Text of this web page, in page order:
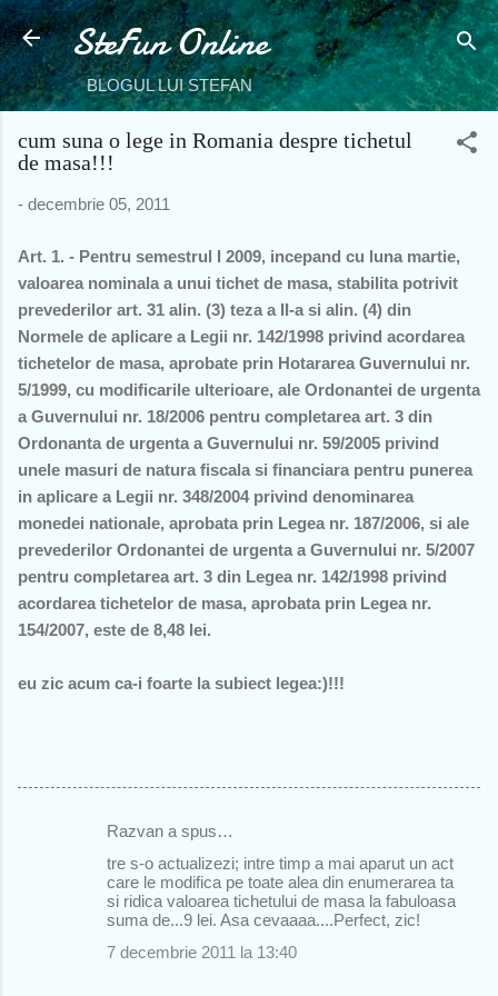
Treceți la conținutul principal
SteFun Online
BLOGUL LUI STEFAN
cum suna o lege in Romania despre tichetul
de masa!!!
- decembrie 05, 2011
Art. 1. - Pentru semestrul I 2009, incepand cu luna martie,
valoarea nominala a unui tichet de masa, stabilita potrivit
prevederilor art. 31 alin. (3) teza a II-a si alin. (4) din
Normele de aplicare a Legii nr. 142/1998 privind acordarea
tichetelor de masa, aprobate prin Hotararea Guvernului nr.
5/1999, cu modificarile ulterioare, ale Ordonantei de urgenta
a Guvernului nr. 18/2006 pentru completarea art. 3 din
Ordonanta de urgenta a Guvernului nr. 59/2005 privind
unele masuri de natura fiscala si financiara pentru punerea
in aplicare a Legii nr. 348/2004 privind denominarea
monedei nationale, aprobata prin Legea nr. 187/2006, si ale
prevederilor Ordonantei de urgenta a Guvernului nr. 5/2007
pentru completarea art. 3 din Legea nr. 142/1998 privind
acordarea tichetelor de masa, aprobata prin Legea nr.
154/2007, este de 8,48 lei.
eu zic acum ca-i foarte la subiect legea:)!!!
Razvan a spus…
tre s-o actualizezi; intre timp a mai aparut un act
care le modifica pe toate alea din enumerarea ta
si ridica valoarea tichetului de masa la fabuloasa
suma de...9 lei. Asa cevaaaa....Perfect, zic!
7 decembrie 2011 la 13:40